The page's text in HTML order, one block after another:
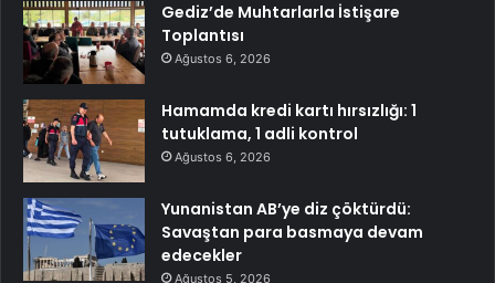
Gediz’de Muhtarlarla İstişare
Toplantısı
Ağustos 6, 2026
Hamamda kredi kartı hırsızlığı: 1
tutuklama, 1 adli kontrol
Ağustos 6, 2026
Yunanistan AB’ye diz çöktürdü:
Savaştan para basmaya devam
edecekler
Ağustos 5, 2026